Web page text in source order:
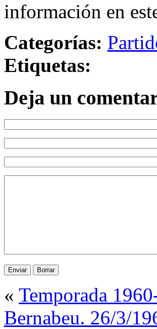
información en
Categorías:
Etiquetas:
Deja un
« Temporada
Bernabeu. 26/3/